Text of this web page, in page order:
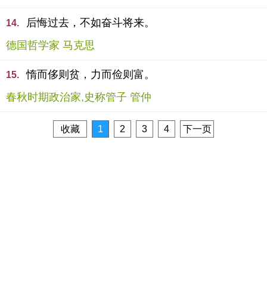
14.
后悔过去，不如奋斗将来。
德国哲学家 马克思
15.
惰而侈则贫，力而俭则富。
春秋时期政治家,史称管子 管仲
收藏 1 2 3 4 下一页